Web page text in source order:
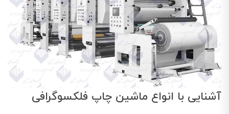
آشنایی با انواع ماشین چاپ فلکسوگرافی